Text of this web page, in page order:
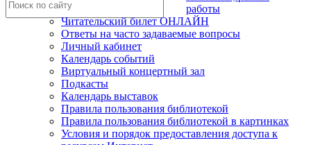
работы
Читательский билет ОНЛАЙН
Ответы на часто задаваемые вопросы
Личный кабинет
Календарь событий
Виртуальный концертный зал
Подкасты
Календарь выставок
Правила пользования библиотекой
Правила пользования библиотекой в картинках
Условия и порядок предоставления доступа к